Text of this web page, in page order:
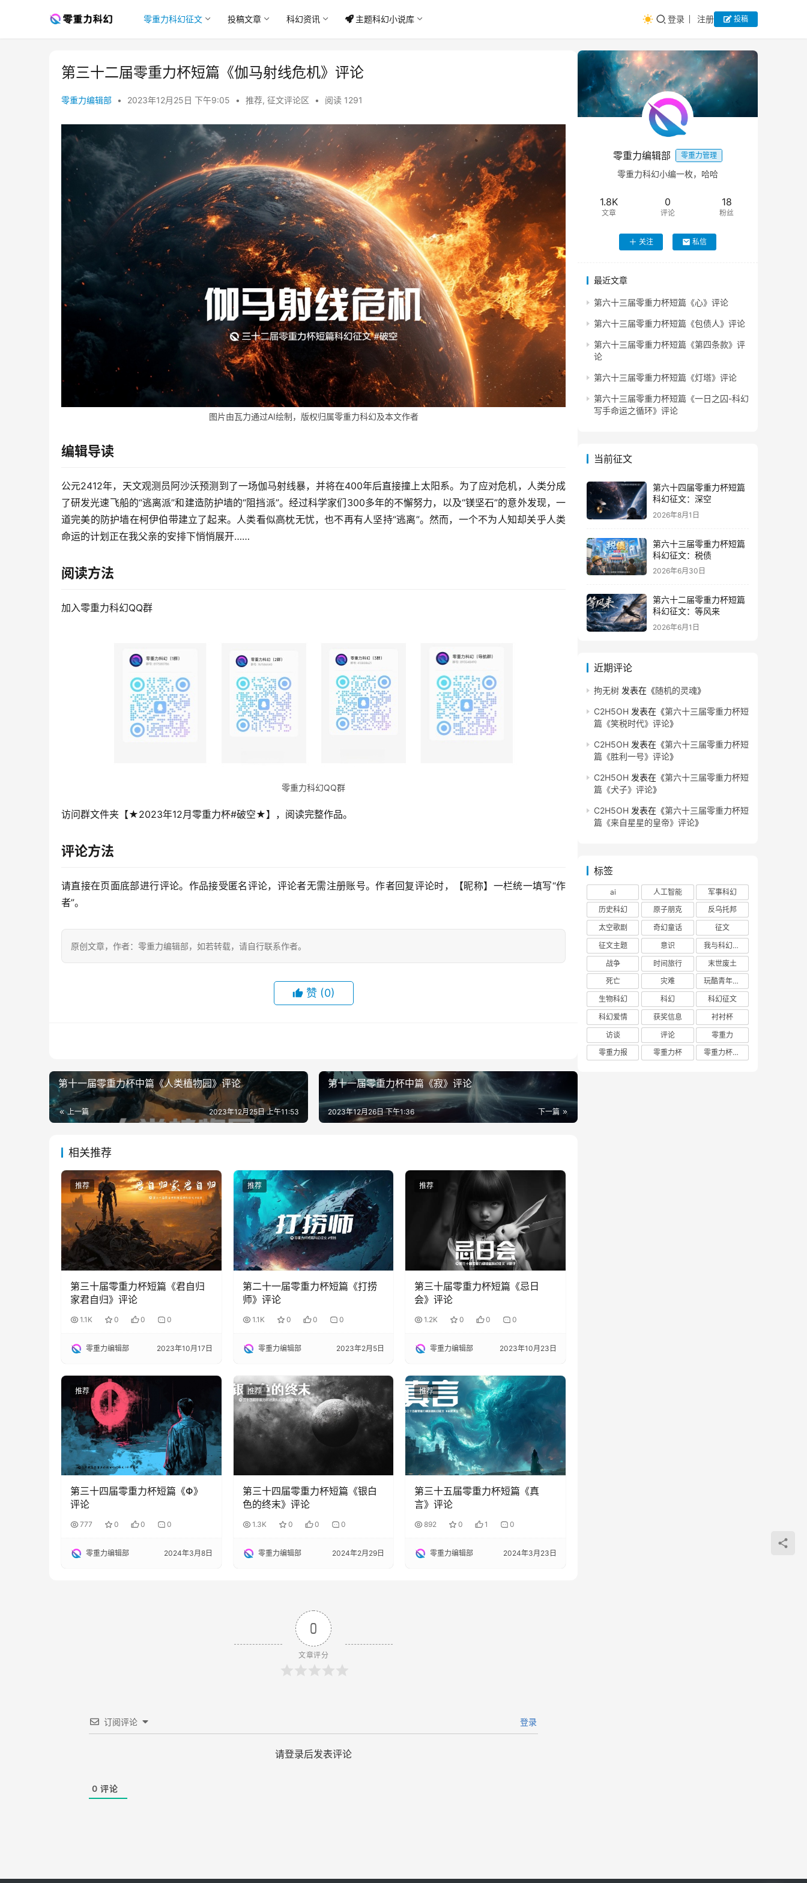
零重力科幻征文 投稿文章 科幻资讯 主题科幻小说库 登录 注册 投稿
第三十二届零重力杯短篇《伽马射线危机》评论
零重力编辑部 • 2023年12月25日 下午9:05 • 推荐, 征文评论区 • 阅读 1291
图片由瓦力通过AI绘制，版权归属零重力科幻及本文作者
编辑导读
公元2412年，天文观测员阿沙沃预测到了一场伽马射线暴，并将在400年后直接撞上太阳系。为了应对危机，人类分成
了研发光速飞船的“逃离派”和建造防护墙的“阻挡派”。经过科学家们300多年的不懈努力，以及“镁坚石”的意外发现，一
道完美的防护墙在柯伊伯带建立了起来。人类看似高枕无忧，也不再有人坚持“逃离”。然而，一个不为人知却关乎人类
命运的计划正在我父亲的安排下悄悄展开……
阅读方法
加入零重力科幻QQ群
零重力科幻QQ群
访问群文件夹【★2023年12月零重力杯#破空★】，阅读完整作品。
评论方法
请直接在页面底部进行评论。作品接受匿名评论，评论者无需注册账号。作者回复评论时，【昵称】一栏统一填写“作
者”。
原创文章，作者：零重力编辑部，如若转载，请自行联系作者。
赞 (0)
第十一届零重力杯中篇《人类植物园》评论
上一篇 2023年12月25日 上午11:53
第十一届零重力杯中篇《寂》评论
下一篇
2023年12月26日 下午1:36
相关推荐
推荐
第三十届零重力杯短篇《君自归
家君自归》评论
1.1K 0 0 0
零重力编辑部 2023年10月17日
推荐
第二十一届零重力杯短篇《打捞
师》评论
1.1K 0 0 0
零重力编辑部 2023年2月5日
推荐
第三十届零重力杯短篇《忌日
会》评论
1.2K 0 0 0
零重力编辑部 2023年10月23日
推荐
第三十四届零重力杯短篇《Φ》
评论
777 0 0 0
零重力编辑部 2024年3月8日
推荐
第三十四届零重力杯短篇《银白
色的终末》评论
1.3K 0 0 0
零重力编辑部 2024年2月29日
推荐
第三十五届零重力杯短篇《真
言》评论
892 0 1 0
零重力编辑部 2024年3月23日
0
文章评分
订阅评论 登录
请登录后发表评论
0 评论
零重力编辑部 零重力管理
零重力科幻小编一枚，哈哈
1.8K
文章
0
评论
18
粉丝
关注 私信
最近文章
第六十三届零重力杯短篇《心》评论
第六十三届零重力杯短篇《包债人》评论
第六十三届零重力杯短篇《第四条款》评
论
第六十三届零重力杯短篇《灯塔》评论
第六十三届零重力杯短篇《一日之囚-科幻
写手命运之循环》评论
当前征文
第六十四届零重力杯短篇
科幻征文：深空
2026年8月1日
第六十三届零重力杯短篇
科幻征文：税债
2026年6月30日
第六十二届零重力杯短篇
科幻征文：等风来
2026年6月1日
近期评论
拘无树 发表在《随机的灵魂》
C2H5OH 发表在《第六十三届零重力杯短
篇《笑税时代》评论》
C2H5OH 发表在《第六十三届零重力杯短
篇《胜利一号》评论》
C2H5OH 发表在《第六十三届零重力杯短
篇《犬子》评论》
C2H5OH 发表在《第六十三届零重力杯短
篇《来自星星的皇帝》评论》
标签
ai 人工智能
军事科幻
历史科幻
原子朋克
反乌托邦
太空歌剧
奇幻童话
征文
征文主题
意识
我与科幻的回忆
战争
时间旅行
末世废土
死亡
灾难
玩酷青年零重力联合征文
生物科幻
科幻
科幻征文
科幻爱情
获奖信息
衬衬杯
访谈
评论
零重力
零重力报
零重力杯 零重力杯评论